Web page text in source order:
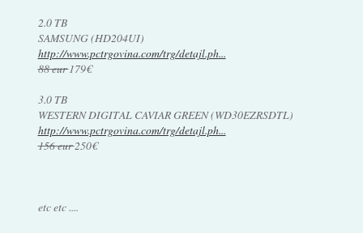
2.0 TB
SAMSUNG (HD204UI)
http://www.pctrgovina.com/trg/detajl.ph...
88 eur179€
3.0 TB
WESTERN DIGITAL CAVIAR GREEN (WD30EZRSDTL)
http://www.pctrgovina.com/trg/detajl.ph...
156 eur250€
etc etc ....